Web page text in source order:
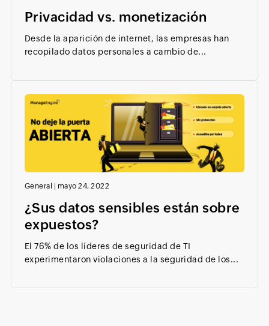
Privacidad vs. monetización
Desde la aparición de internet, las empresas han
recopilado datos personales a cambio de...
General mayo 24, 2022
¿Sus datos sensibles están sobre
expuestos?
El 76% de los líderes de seguridad de TI
experimentaron violaciones a la seguridad de los...